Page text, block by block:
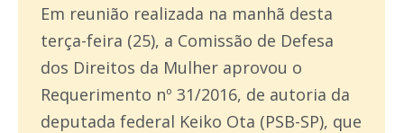
Em reunião realizada na manhã desta
terça-feira (25), a Comissão de Defesa
dos Direitos da Mulher aprovou o
Requerimento nº 31/2016, de autoria da
deputada federal Keiko Ota (PSB-SP), que